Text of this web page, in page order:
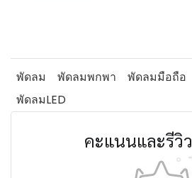
พัดลม พัดลมพกพา พัดลมมือถือ
พัดลมLED
คะแนนและรีวิ